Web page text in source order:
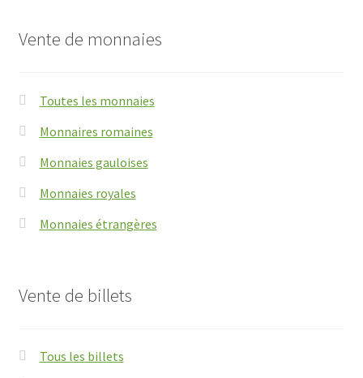
Vente de monnaies
Toutes les monnaies
Monnaires romaines
Monnaies gauloises
Monnaies royales
Monnaies étrangères
Vente de billets
Tous les billets